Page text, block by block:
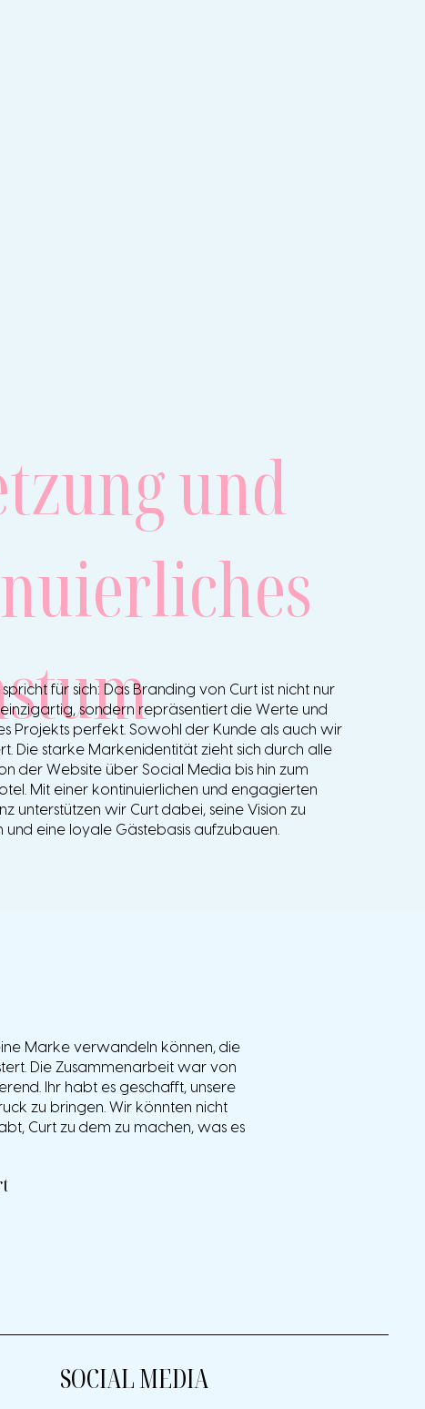
Marke verwandeln können, die
Die Zusammenarbeit war von
Ihr habt es geschafft, unsere
zu bringen. Wir könnten nicht
Curt zu dem zu machen, was es
und
spricht für sich: Das Branding von Curt ist nicht nur
sondern repräsentiert die Werte und
Projekts perfekt. Sowohl der Kunde als auch wir
Die starke Markenidentität zieht sich durch alle
der Website über Social Media bis hin zum
Mit einer kontinuierlichen und engagierten
unterstützen wir Curt dabei, seine Vision zu
und eine loyale Gästebasis aufzubauen.
SOCIAL MEDIA